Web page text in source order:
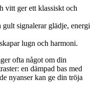
vitt ger ett klassiskt och
gult signalerar glädje, energi
lugn och harmoni.
ofta något om din
en dämpad bas med
nyanser kan ge din tröja